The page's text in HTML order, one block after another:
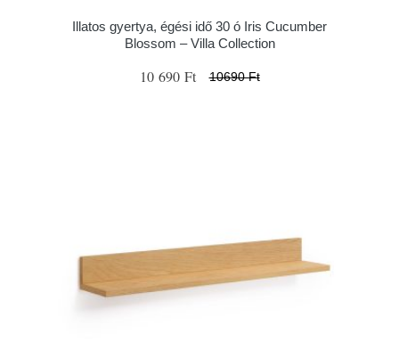
Illatos gyertya, égési idő 30 ó Iris Cucumber
Blossom – Villa Collection
10 690 Ft 10690 Ft